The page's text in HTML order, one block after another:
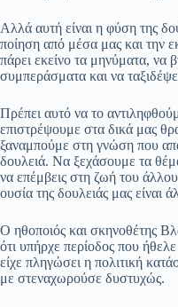
Αλλά αυτή είναι η φύση της
ποίηση από μέσα μας και την
πάρει εκείνο τα μηνύματα, να
συμπεράσματα και να
Πρέπει αυτό να το
επιστρέψουμε στα δικά μας
ξαναμπούμε στη γνώση που
δουλειά. Να ξεχάσουμε τα
να επέμβεις στη ζωή του
ουσία της δουλειάς μας είναι
Ο ηθοποιός και σκηνοθέτης
ότι υπήρχε περίοδος που
είχε πληγώσει η πολιτική
με στεναχωρούσε δυστυχώς.